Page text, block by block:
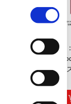
Path of the
495円 (税込)
ー